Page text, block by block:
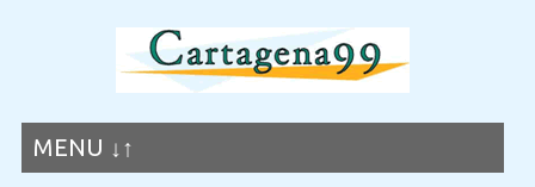
MENU ↓↑